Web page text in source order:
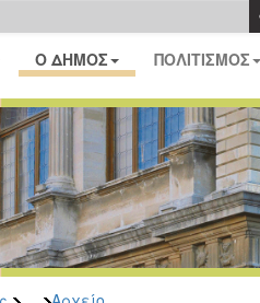
Ο ΔΗΜΟΣ ΠΟΛΙΤΙΣΜΟΣ